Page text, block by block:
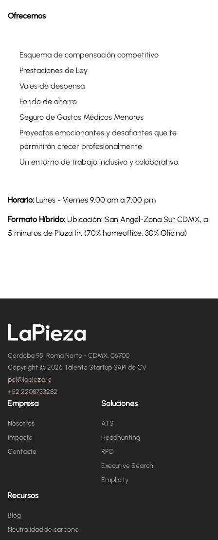
Ofrecemos
Esquema de compensación competitivo
Prestaciones de Ley
Vales de despensa
Fondo de ahorro
Seguro de Gastos Médicos Menores
Proyectos emocionantes y desafiantes que te
permitirán crecer profesionalmente
Un entorno de trabajo inclusivo y colaborativo.
Horario: Lunes - Viernes 9:00 am a 7:00 pm
Formato Híbrido: Ubicación: San Angel-Zona Sur CDMX, a
5 minutos de Plaza In. (70% homeoffice, 30% Oficina)
Cordoba 95, Roma Norte - CDMX, 06700
Copyright © 2026 Talento Startup SAPI de CV
pol@lapieza.io
+52 2208733282
Empresa
Nosotros
Impacto
Contacto
Soluciones
ATS
Headhunting
RPO
Executive Search
Emplicity
Recursos
Blog
Neutralidad de carbono